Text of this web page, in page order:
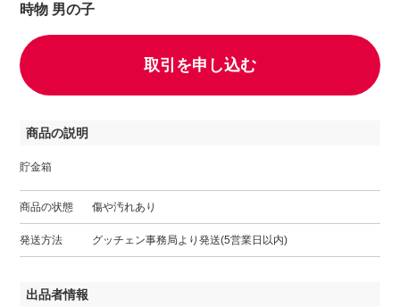
時物 男の子
取引を申し込む
商品の説明
貯金箱
商品の状態 傷や汚れあり
発送方法 グッチェン事務局より発送(5営業日以内)
出品者情報